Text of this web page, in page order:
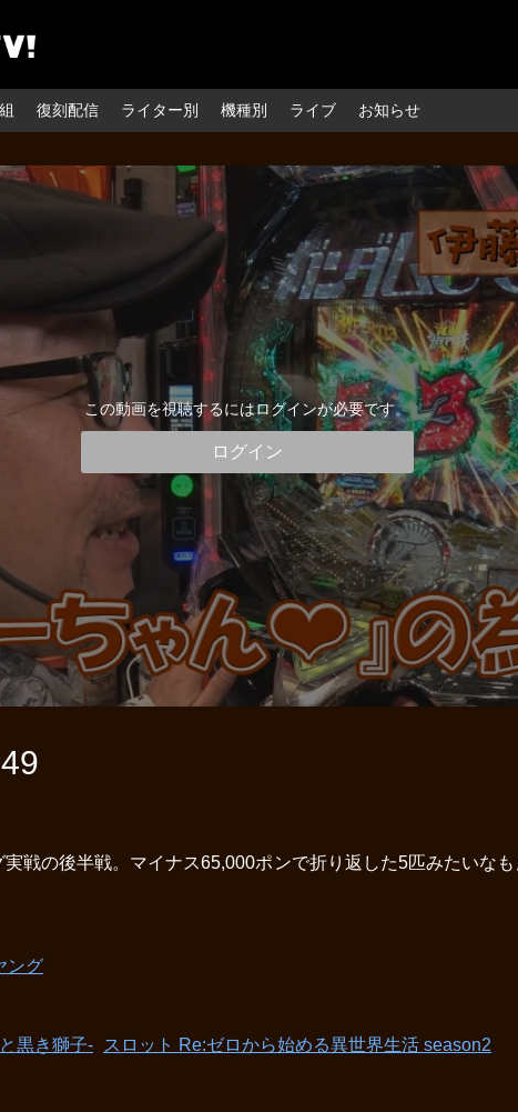
復刻配信 ライター別 機種別 ライブ お知らせ
この動画を視聴するにはログインが必要です。
ログイン
戦の後半戦。マイナス65,000ポンで折り返した5匹みたいな
ング
黒き獅子‐ スロット Re:ゼロから始める異世界生活 season2